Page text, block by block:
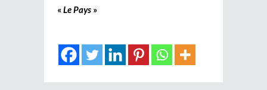
«Le Pays »